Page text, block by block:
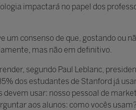
impactará no papel dos
consenso de que, gostando ou
mas não em definitivo.
segundo Paul Leblanc,
dos estudantes de Stanford já
usar: nosso pessoal de
aos alunos: como vocês